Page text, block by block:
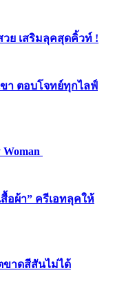
วย เสริมลุคสุดคิ้วท์ !
ขา ตอบโจทย์ทุกไลฟ์
อผ้า” ครีเอทลุคให้
ขาดสีสันไม่ได้